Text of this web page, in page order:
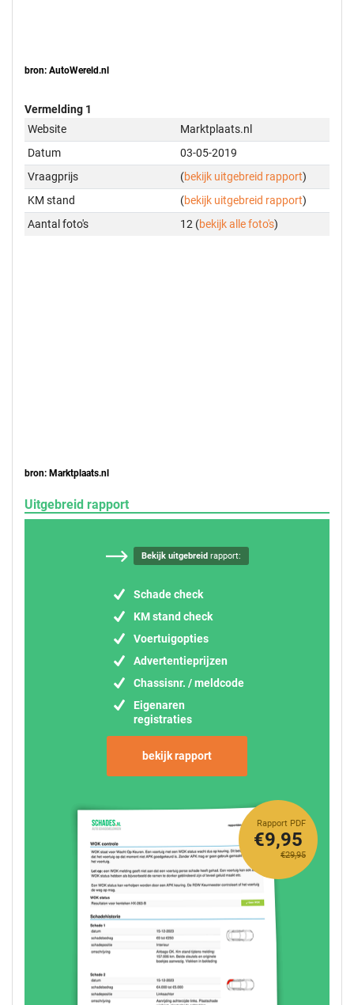
bron: AutoWereld.nl
Vermelding 1
Website
Marktplaats.nl
Datum
03-05-2019
Vraagprijs
(bekijk uitgebreid rapport)
KM stand
(bekijk uitgebreid rapport)
Aantal foto's
12 (bekijk alle foto's)
bron: Marktplaats.nl
Uitgebreid rapport
Bekijk uitgebreidrapport:
Schade check
KM stand check
Voertuigopties
Advertentieprijzen
Chassisnr. / meldcode
Eigenaren
registraties
bekijk rapport
Rapport PDF
€29,95
€9,95